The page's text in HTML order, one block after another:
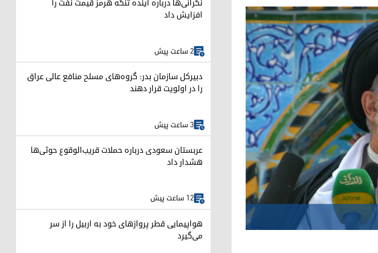
افزایش داد
2 ساعت پیش
دبیرکل سازمان بدر: گروه‌های مسلح منافع عالی عراق
را در اولویت قرار دهند
3 ساعت پیش
عربستان سعودی درباره حملات قریب‌الوقوع حوثی‌ها
هشدار داد
12 ساعت پیش
هواپیمایی قطر پروازهای خود به اربیل را از سر
می‌گیرد